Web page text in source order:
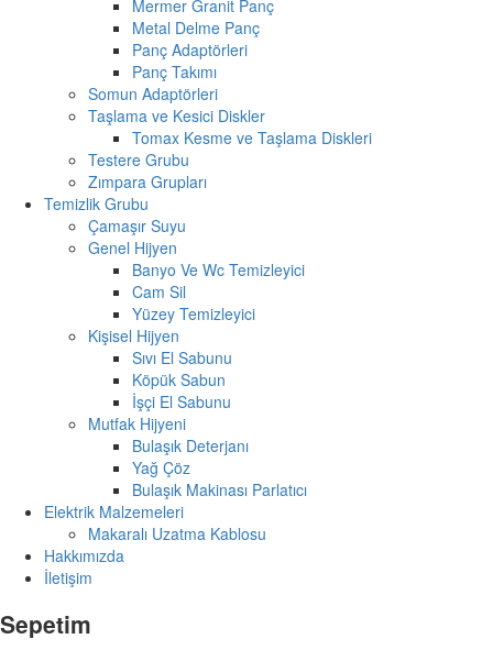
Mermer Granit Panç
Metal Delme Panç
Panç Adaptörleri
Panç Takımı
Somun Adaptörleri
Taşlama ve Kesici Diskler
Tomax Kesme ve Taşlama Diskleri
Testere Grubu
Zımpara Grupları
Temizlik Grubu
Çamaşır Suyu
Genel Hijyen
Banyo Ve Wc Temizleyici
Cam Sil
Yüzey Temizleyici
Kişisel Hijyen
Sıvı El Sabunu
Köpük Sabun
İşçi El Sabunu
Mutfak Hijyeni
Bulaşık Deterjanı
Yağ Çöz
Bulaşık Makinası Parlatıcı
Elektrik Malzemeleri
Makaralı Uzatma Kablosu
Hakkımızda
İletişim
Sepetim